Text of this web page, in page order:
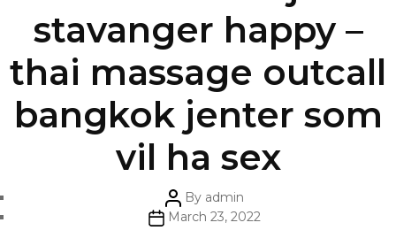
stavanger happy –
thai massage outcall
bangkok jenter som
vil ha sex
Post
author
By admin
PostMarch 23, 2022